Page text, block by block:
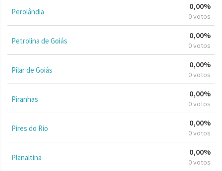
Perolândia
0,00%
0 votos
Petrolina de Goiás
0,00%
0 votos
Pilar de Goiás
0,00%
0 votos
Piranhas
0,00%
0 votos
Pires do Rio
0,00%
0 votos
Planaltina
0,00%
0 votos